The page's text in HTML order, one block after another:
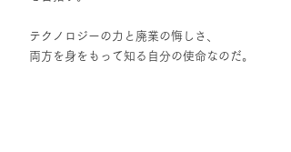
テクノロジーの力と廃業の悔しさ、
両方を身をもって知る自分の使命なのだ。